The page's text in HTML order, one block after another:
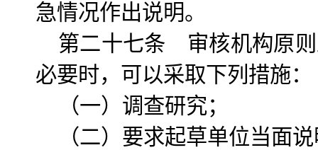
急情况作出说明。
第二十七条 审核机构原
必要时，可以采取下列措施：
（一）调查研究；
（二）要求起草单位当面